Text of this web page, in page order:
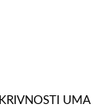
UMA